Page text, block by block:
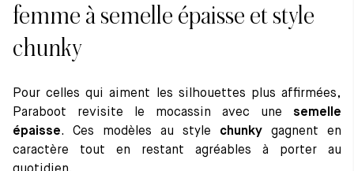
femme à semelle épaisse et style
chunky
Pour celles qui aiment les silhouettes plus affirmées,
Paraboot revisite le mocassin avec une semelle
épaisse. Ces modèles au style chunky gagnent en
caractère tout en restant agréables à porter au